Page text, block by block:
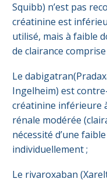
Squibb) n’est pas
créatinine est
utilisé, mais à faible
de clairance
Le
Ingelheim) est
créatinine inférieure
rénale modérée
nécessité d’une
individuellement ;
Le rivaroxaban